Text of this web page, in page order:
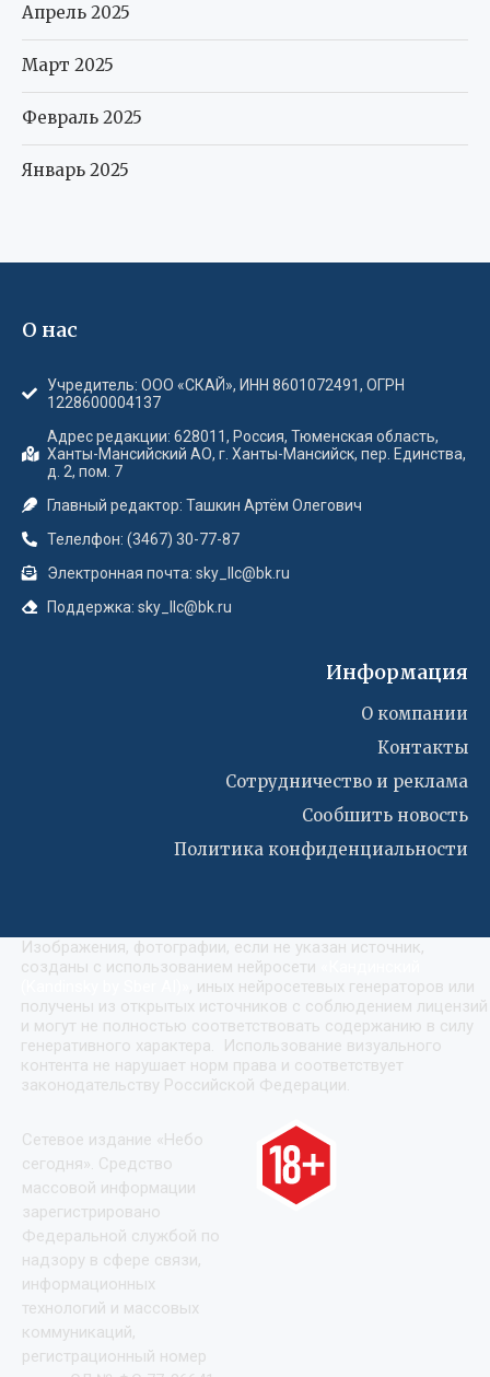
Апрель 2025
Март 2025
Февраль 2025
Январь 2025
О нас
Учредитель: ООО «СКАЙ», ИНН 8601072491, ОГРН
1228600004137
Адрес редакции: 628011, Россия, Тюменская область,
Ханты-Мансийский АО, г. Ханты-Мансийск, пер. Единства,
д. 2, пом. 7
Главный редактор: Ташкин Артём Олегович
Телелфон: (3467) 30-77-87
Электронная почта: sky_llc@bk.ru
Поддержка: sky_llc@bk.ru
Информация
О компании
Контакты
Сотрудничество и реклама
Сообшить новость
Политика конфиденциальности
Изображения, фотографии, если не указан источник,
созданы с использованием нейросети
, иных нейросетевых генераторов или
получены из открытых источников с соблюдением лицензий
и могут не полностью соответствовать содержанию в силу
генеративного характера. Использование визуального
контента не нарушает норм права и соответствует
законодательству Российской Федерации.
Сетевое издание «Небо
сегодня». Средство
массовой информации
зарегистрировано
Федеральной службой по
надзору в сфере связи,
информационных
технологий и массовых
коммуникаций,
регистрационный номер